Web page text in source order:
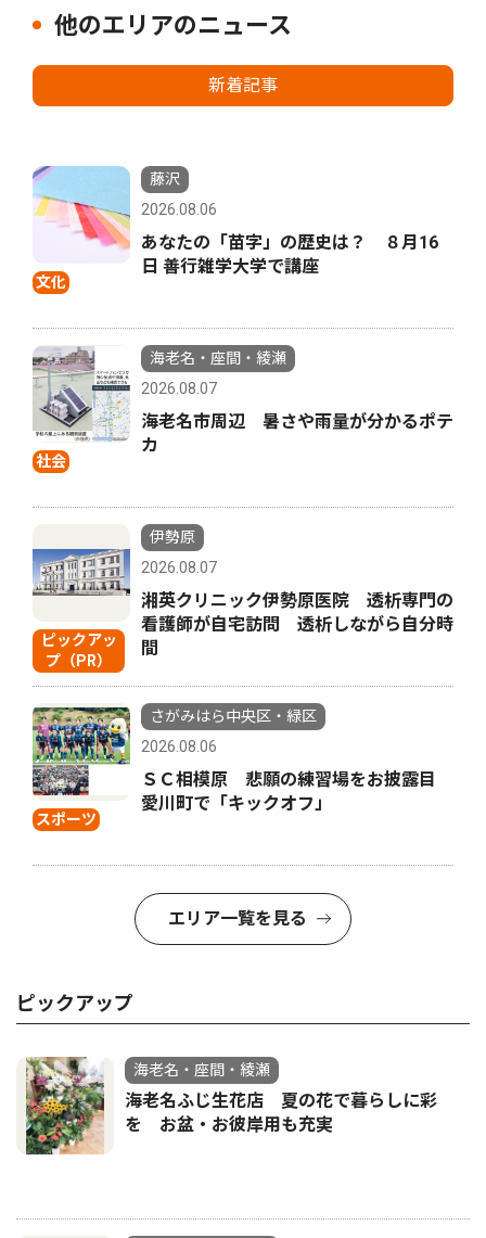
他のエリアのニュース
新着記事
文化
藤沢
2026.08.06
あなたの「苗字」の歴史は？ ８月16
日 善行雑学大学で講座
社会
海老名・座間・綾瀬
2026.08.07
海老名市周辺 暑さや雨量が分かるポテ
カ
ピックアッ
プ（PR）
伊勢原
2026.08.07
湘英クリニック伊勢原医院 透析専門の
看護師が自宅訪問 透析しながら自分時
間
スポーツ
さがみはら中央区・緑区
2026.08.06
ＳＣ相模原 悲願の練習場をお披露目
愛川町で「キックオフ」
エリア一覧を見る
ピックアップ
海老名・座間・綾瀬
海老名ふじ生花店 夏の花で暮らしに彩
を お盆・お彼岸用も充実